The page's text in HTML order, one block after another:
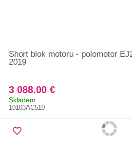
Short blok motoru - polomotor
2019
3 088.00 €
Skladem
10103AC510